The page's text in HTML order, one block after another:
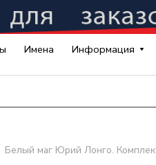
Имена Информация
Белый маг Юрий Лонго.